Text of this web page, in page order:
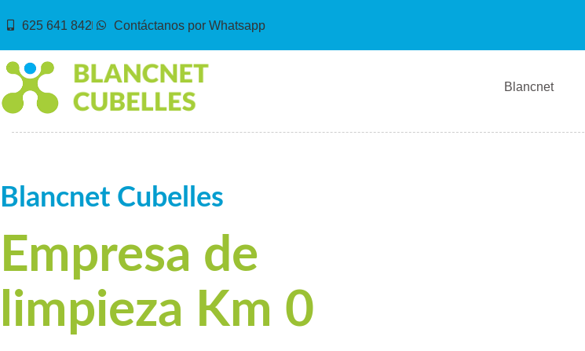
625 641 842 Contáctanos por Whatsapp
Blancnet
Blancnet Cubelles
Empresa de
limpieza Km 0